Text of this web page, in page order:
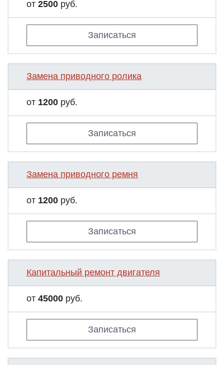
от 2500 руб.
Записаться
Замена приводного ролика
от 1200 руб.
Записаться
Замена приводного ремня
от 1200 руб.
Записаться
Капитальный ремонт двигателя
от 45000 руб.
Записаться